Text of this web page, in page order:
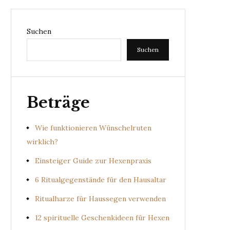
Suchen
Suchen
Beträge
Wie funktionieren Wünschelruten
wirklich?
Einsteiger Guide zur Hexenpraxis
6 Ritualgegenstände für den Hausaltar
Ritualharze für Haussegen verwenden
12 spirituelle Geschenkideen für Hexen